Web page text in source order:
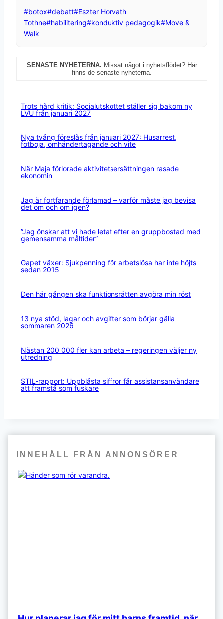
Post
Tags:
#botox#debatt#Eszter Horvath
Tothne#habilitering#konduktiv pedagogik#Move &
Walk
SENASTE NYHETERNA. Missat något i nyhetsflödet? Här
finns de senaste nyheterna.
Trots hård kritik: Socialutskottet ställer sig bakom ny
LVU från januari 2027
Nya tvång föreslås från januari 2027: Husarrest,
fotboja, omhändertagande och vite
När Maja förlorade aktivitetsersättningen rasade
ekonomin
Jag är fortfarande förlamad – varför måste jag bevisa
det om och om igen?
”Jag önskar att vi hade letat efter en gruppbostad med
gemensamma måltider”
Gapet växer: Sjukpenning för arbetslösa har inte höjts
sedan 2015
Den här gången ska funktionsrätten avgöra min röst
13 nya stöd, lagar och avgifter som börjar gälla
sommaren 2026
Nästan 200 000 fler kan arbeta – regeringen väljer ny
utredning
STIL-rapport: Uppblåsta siffror får assistansanvändare
att framstå som fuskare
INNEHÅLL FRÅN ANNONSÖRER